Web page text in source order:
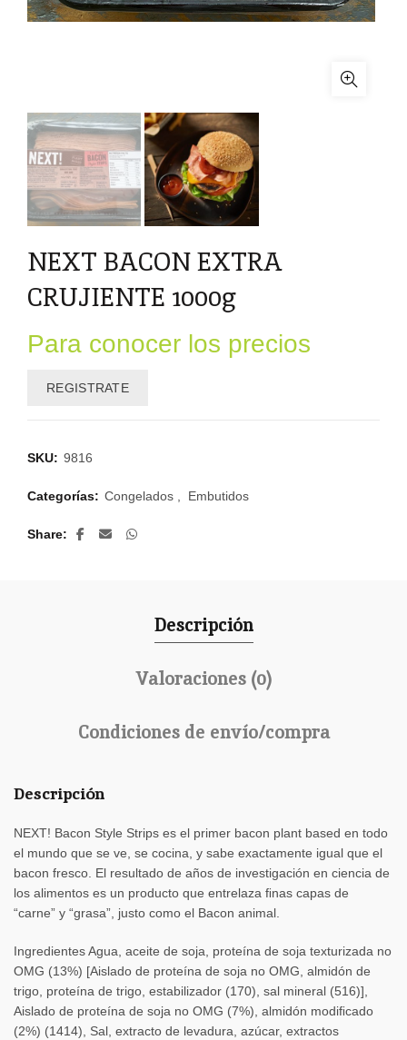
NEXT BACON EXTRA
CRUJIENTE 1000g
Para conocer los precios
REGISTRATE
SKU: 9816
Categorías: Congelados , Embutidos
Share
Descripción
Valoraciones (0)
Condiciones de envío/compra
Descripción
NEXT! Bacon Style Strips es el primer bacon plant based en todo
el mundo que se ve, se cocina, y sabe exactamente igual que el
bacon fresco. El resultado de años de investigación en ciencia de
los alimentos es un producto que entrelaza ﬁnas capas de
“carne” y “grasa”, justo como el Bacon animal.
Ingredientes Agua, aceite de soja, proteína de soja texturizada no
OMG (13%) [Aislado de proteína de soja no OMG, almidón de
trigo, proteína de trigo, estabilizador (170), sal mineral (516)],
Aislado de proteína de soja no OMG (7%), almidón modiﬁcado
(2%) (1414), Sal, extracto de levadura, azúcar, extractos